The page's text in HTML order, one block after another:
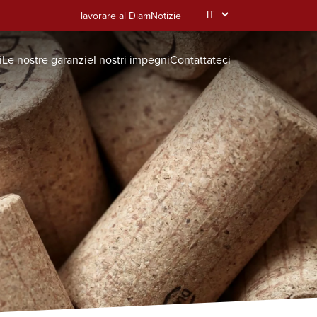
lavorare al DiamNotizie
Select
Le nostre garanzieI nostri impegniContattateci